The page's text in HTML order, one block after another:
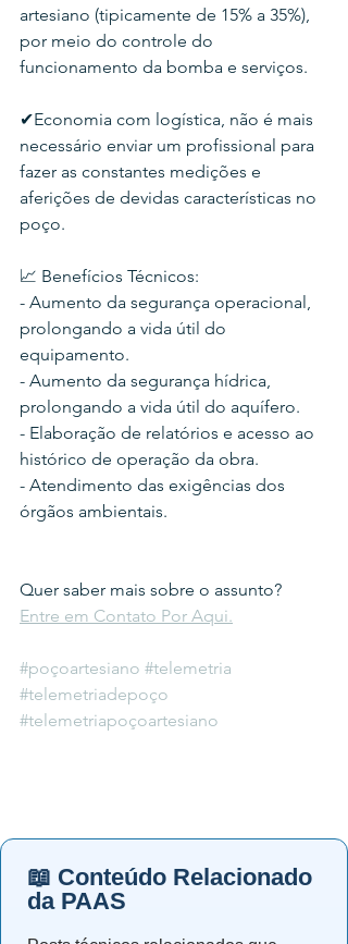
artesiano (tipicamente de 15% a 35%),
por meio do controle do
funcionamento da bomba e serviços.
✔Economia com logística, não é mais
necessário enviar um profissional para
fazer as constantes medições e
aferições de devidas características no
poço.
📈 Benefícios Técnicos:
- Aumento da segurança operacional,
prolongando a vida útil do
equipamento.
- Aumento da segurança hídrica,
prolongando a vida útil do aquífero.
- Elaboração de relatórios e acesso ao
histórico de operação da obra.
- Atendimento das exigências dos
órgãos ambientais.
Quer saber mais sobre o assunto?
Entre em Contato Por Aqui.
#poçoartesiano #telemetria
#telemetriadepoço
#telemetriapoçoartesiano
📖 Conteúdo Relacionado
da PAAS